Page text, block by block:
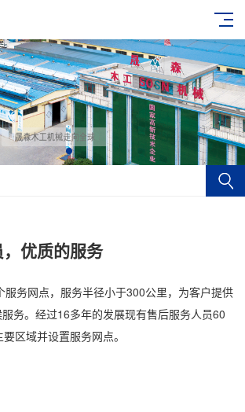
优质的服务
服务网点，服务半径小于300公里，为客户提供
务。经过16多年的发展现有售后服务人员60
区域并设置服务网点。